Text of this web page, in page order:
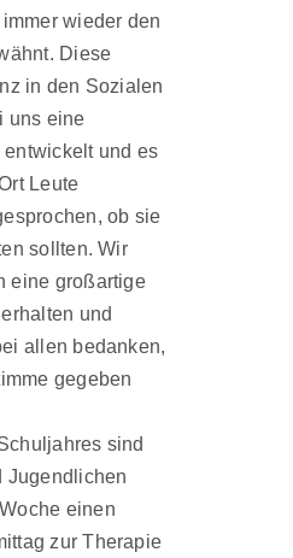
wieder den
Diese
in den Sozialen
uns eine
und es
Leute
ob sie
sollten. Wir
eine großartige
und
allen bedanken,
gegeben
sind
Jugendlichen
einen
zur Therapie